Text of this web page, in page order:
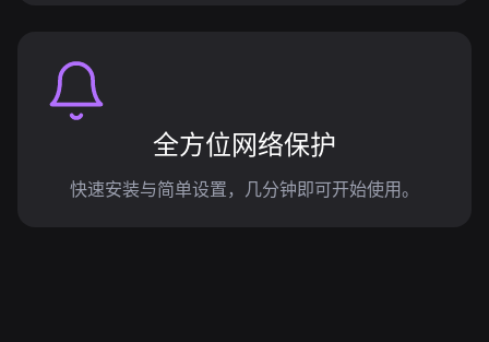
全方位网络保护
快速安装与简单设置，几分钟即可开始使用。